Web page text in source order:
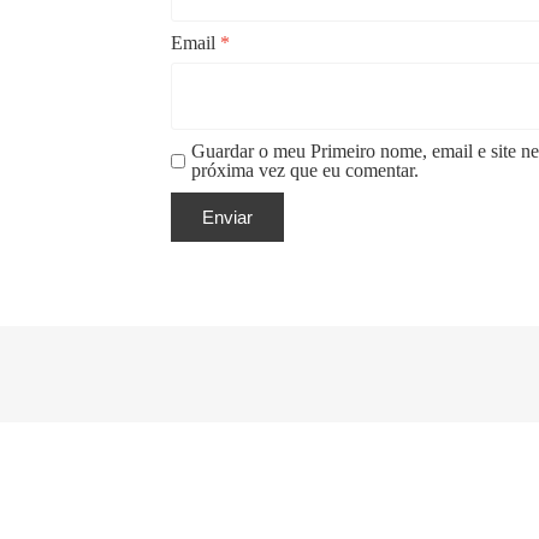
Email *
Guardar o meu Primeiro nome, email e site
próxima vez que eu comentar.